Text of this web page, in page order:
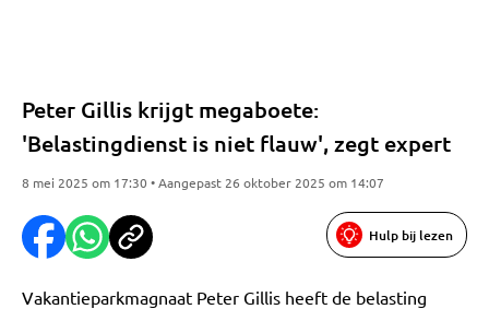
Peter Gillis krijgt megaboete:
'Belastingdienst is niet flauw', zegt expert
8 mei 2025 om 17:30 • Aangepast 26 oktober 2025 om 14:07
Hulp bij lezen
Vakantieparkmagnaat Peter Gillis heeft de belasting